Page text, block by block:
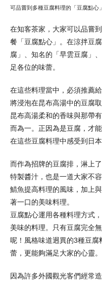
可品嘗到多種豆腐料理的「豆腐點心」
在知客茶家，大家可以品嘗
餐「豆腐點心」。在涼拌豆
腐」、知名的「早雲豆腐」
足各位的味蕾。
在這些料理當中，必須推薦
將浸泡在昆布高湯中的豆腐
昆布高湯柔和的香味與那帶
而為一。正因為是豆腐，才
在這些豆腐料理中感受到日本
而作為招牌的豆腐排，淋上
特製醬汁，也是一道大家不
鯖魚提高料理的風味，加上
著一口的美味料理。
豆腐點心運用各種料理方式
美味的料理。只有豆腐完全
呢！風格味道迥異的3種豆
蕾，更能夠滿足大家的心靈。
因為許多外國觀光客們經常